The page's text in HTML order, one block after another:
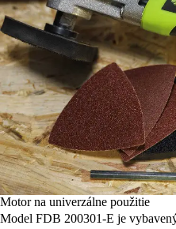
Motor na univerzálne použitie
Model FDB 200301-E je